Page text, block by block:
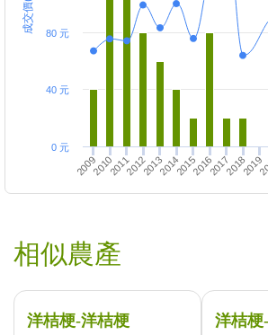
20092010201120122013201420152016201720182019
0 元
40 元
80 元
相似農產
洋桔梗-洋桔梗 洋桔梗